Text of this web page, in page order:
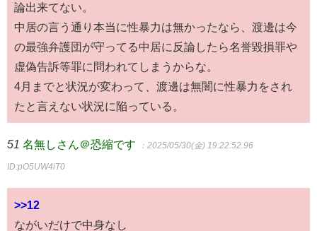
論出来てない。
中居の言う通り本当に性暴力は無かったなら、渡邊は今
の最強弁護団が守ってる中居に反論したら名誉毀損罪や
虚偽告訴等罪に問われてしまうからな。
4月までと状況が変わって、渡邊は無闇に性暴力をされ
たと言えない状況に陥っている。
51 名無しさん＠恐縮です ：2025/05/30(金) 19:22:52.96
ID:pO5UW4iT0
>>12
ながいだけで中身なし